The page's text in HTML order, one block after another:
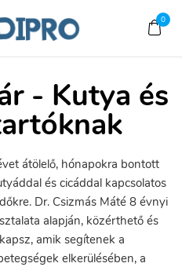
0
- Kutya és
átölelő, hónapokra bontott
és cicáddal kapcsolatos
Dr. Csizmás Máté 8 évnyi
alapján, közérthető és
amik segítenek a
elkerülésében, a